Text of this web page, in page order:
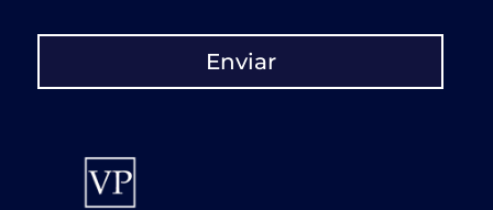
Enviar